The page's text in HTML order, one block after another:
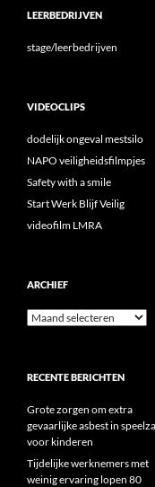
LEERBEDRIJVEN
stage/leerbedrijven
VIDEOCLIPS
dodelijk ongeval mestsilo
NAPO veiligheidsfilmpjes
Safety with a smile
Start Werk Blijf Veilig
videofilm LMRA
ARCHIEF
Archief
RECENTE BERICHTEN
Grote zorgen om extra
gevaarlijke asbest in
voor kinderen
Tijdelijke werknemers met
weinig ervaring lopen 80